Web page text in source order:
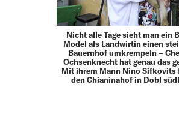
Nicht alle Tage sieht man ein
Model als Landwirtin einen
Bauernhof umkrempeln –
Ochsenknecht hat genau das
Mit ihrem Mann Nino Sifkovits
den Chianinahof in Dobl